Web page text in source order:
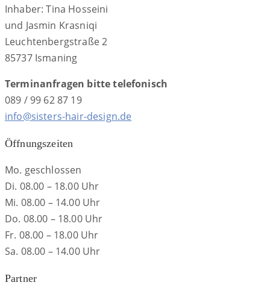
Inhaber: Tina Hosseini
und Jasmin Krasniqi
Leuchtenbergstraße 2
85737 Ismaning
Terminanfragen bitte telefonisch
089 / 99 62 87 19
info@sisters-hair-design.de
Öffnungszeiten
Mo. geschlossen
Di. 08.00 – 18.00 Uhr
Mi. 08.00 – 14.00 Uhr
Do. 08.00 – 18.00 Uhr
Fr. 08.00 – 18.00 Uhr
Sa. 08.00 – 14.00 Uhr
Partner